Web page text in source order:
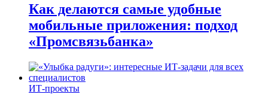
Как делаются самые удобные
мобильные приложения: подход
«Промсвязьбанка»
ИТ-проекты